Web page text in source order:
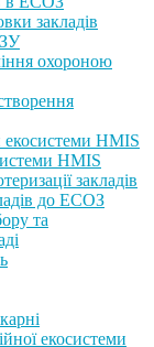
закладів
охороною
екосистеми HMIS
HMIS
закладів
до ЕСОЗ
та
екосистеми